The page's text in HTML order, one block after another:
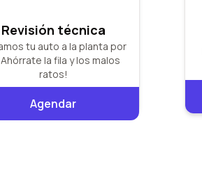
Revisión técnica
tu auto a la planta por
la fila y los malos
ratos!
Agendar